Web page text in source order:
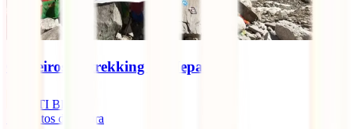
6 roteiros de trekking no Nepal
IATI Blog
minutos de leitura